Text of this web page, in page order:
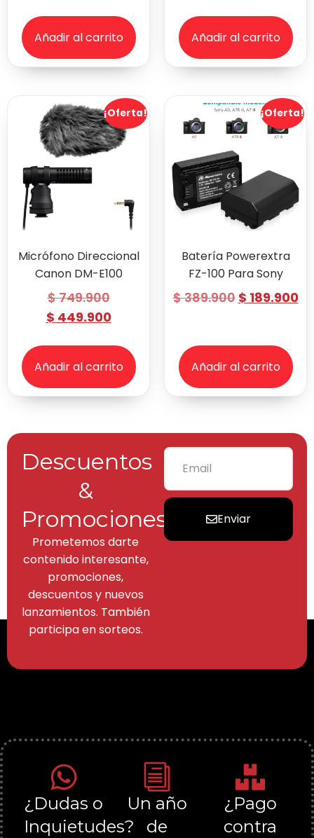
Añadir al carrito Añadir al carrito
¡Oferta!
Micrófono Direccional
Canon DM-E100
$749.900
$ 449.900
Añadir al carrito
¡Oferta!
Batería Powerextra
FZ-100 Para Sony
$389.900 $ 189.900
Añadir al carrito
Descuentos
&
Promociones
Prometemos darte
contenido interesante,
promociones,
descuentos y nuevos
lanzamientos. También
participa en sorteos.
Enviar
¿Dudas o
Inquietudes?
Un año
de
¿Pago
contra